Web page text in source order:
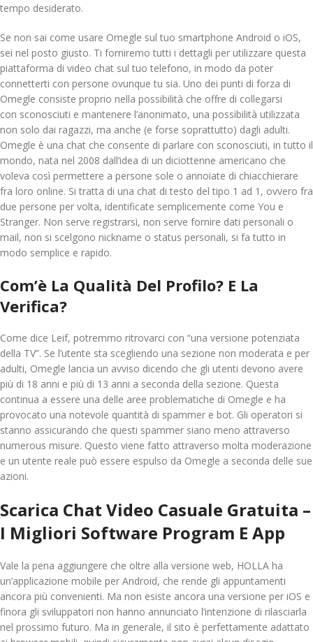
tempo desiderato.
Se non sai come usare Omegle sul tuo smartphone Android o iOS,
sei nel posto giusto. Ti forniremo tutti i dettagli per utilizzare questa
piattaforma di video chat sul tuo telefono, in modo da poter
connetterti con persone ovunque tu sia. Uno dei punti di forza di
Omegle consiste proprio nella possibilità che offre di collegarsi
con sconosciuti e mantenere l’anonimato, una possibilità utilizzata
non solo dai ragazzi, ma anche (e forse soprattutto) dagli adulti.
Omegle è una chat che consente di parlare con sconosciuti, in tutto il
mondo, nata nel 2008 dall’idea di un diciottenne americano che
voleva così permettere a persone sole o annoiate di chiacchierare
fra loro online. Si tratta di una chat di testo del tipo 1 ad 1, ovvero fra
due persone per volta, identificate semplicemente come You e
Stranger. Non serve registrarsi, non serve fornire dati personali o
mail, non si scelgono nickname o status personali, si fa tutto in
modo semplice e rapido.
Com’è La Qualità Del Profilo? E La
Verifica?
Come dice Leif, potremmo ritrovarci con “una versione potenziata
della TV”. Se l’utente sta scegliendo una sezione non moderata e per
adulti, Omegle lancia un avviso dicendo che gli utenti devono avere
più di 18 anni e più di 13 anni a seconda della sezione. Questa
continua a essere una delle aree problematiche di Omegle e ha
provocato una notevole quantità di spammer e bot. Gli operatori si
stanno assicurando che questi spammer siano meno attraverso
numerous misure. Questo viene fatto attraverso molta moderazione
e un utente reale può essere espulso da Omegle a seconda delle sue
azioni.
Scarica Chat Video Casuale Gratuita –
I Migliori Software Program E App
Vale la pena aggiungere che oltre alla versione web, HOLLA ha
un’applicazione mobile per Android, che rende gli appuntamenti
ancora più convenienti. Ma non esiste ancora una versione per iOS e
finora gli sviluppatori non hanno annunciato l’intenzione di rilasciarla
nel prossimo futuro. Ma in generale, il sito è perfettamente adattato